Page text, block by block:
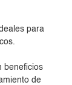
para
beneficios
de